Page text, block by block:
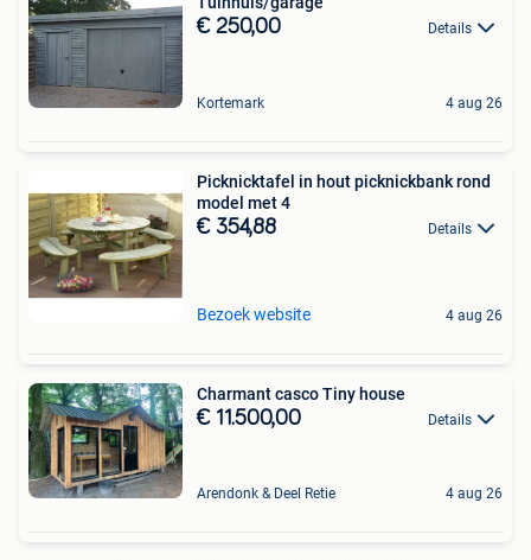
€ 250,00 Details
Kortemark 4 aug 26
Picknicktafel in hout picknickbank rond
model met 4
€ 354,88 Details
Bezoek website 4 aug 26
Charmant casco Tiny house
€ 11.500,00 Details
Arendonk & Deel Retie 4 aug 26